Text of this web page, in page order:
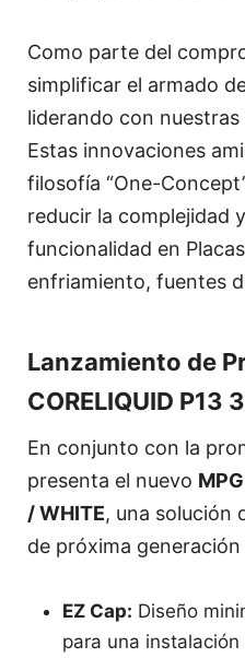
Como parte del
simplificar el armado
liderando con nuestras
Estas innovaciones
filosofía “One-
reducir la complejidad
funcionalidad en
enfriamiento, fuentes
Lanzamiento de
CORELIQUID P13
En conjunto con la
presenta el nuevo
/ WHITE, una solución
de próxima generación
EZ Cap: Diseño
para una instalación